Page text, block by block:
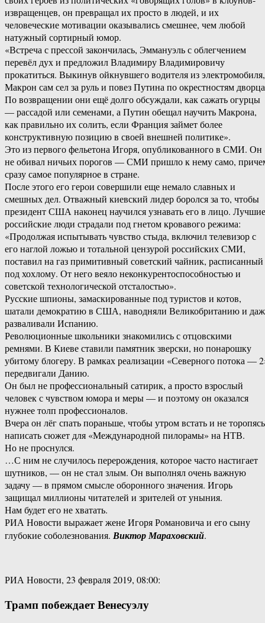
извращенцев, он превращал их просто в людей, и их
человеческие мотивации оказывались смешнее, чем любой
натужный сортирный юмор.
«Встреча с прессой закончилась, Эммануэль с облегчением
перевёл дух и предложил Владимиру Владимировичу
прокатиться. Выкинув ойкнувшего водителя из электромобиля,
Макрон сам сел за руль и повез Путина по окрестностям
По возвращении они ещё долго обсуждали, как сажать огурцы
— рассадой или семенами, а Путин обещал научить Макрона,
как правильно их солить, если Франция займет более
конструктивную позицию в своей внешней политике».
Это из первого фельетона Игоря, опубликованного в СМИ. Он
не обивал ничьих порогов — СМИ пришло к нему само,
сразу самое популярное в стране.
После этого его герои совершили еще немало славных и
смешных дел. Отважный киевский лидер боролся за то, чтобы
президент США наконец научился узнавать его в лицо. Лучшие
российские люди страдали под гнетом кровавого режима:
«Продолжая испытывать чувство стыда, включил телевизор с
его наглой ложью и тотальной цензурой российских СМИ,
поставил на газ примитивный советский чайник, расписанный
под хохлому. От него веяло неконкурентоспособностью и
советской технологической отсталостью».
Русские шпионы, замаскированные под туристов и котов,
шатали демократию в США, наводняли Великобританию и
разваливали Испанию.
Революционные школьники знакомились с отцовскими
ремнями. В Киеве ставили памятник зверски, но понарошку
убитому блогеру. В рамках реализации «Северного потока —
передвигали Данию.
Он был не профессиональный сатирик, а просто взрослый
человек с чувством юмора и меры — и поэтому он оказался
нужнее толп профессионалов.
Вчера он лёг спать пораньше, чтобы утром встать и не торопясь
написать сюжет для «Международной пилорамы» на НТВ.
Но не проснулся.
…С ним не случилось перерождения, которое часто настигает
шутников, — он не стал злым. Он выполнял очень важную
задачу — в прямом смысле оборонного значения. Игорь
защищал миллионы читателей и зрителей от уныния.
Нам будет его не хватать.
РИА Новости выражает жене Игоря Романовича и его сыну
глубокие соболезнования. Виктор Мараховский.
РИА Новости, 23 февраля 2019, 08:00:
Трамп побеждает Венесуэлу